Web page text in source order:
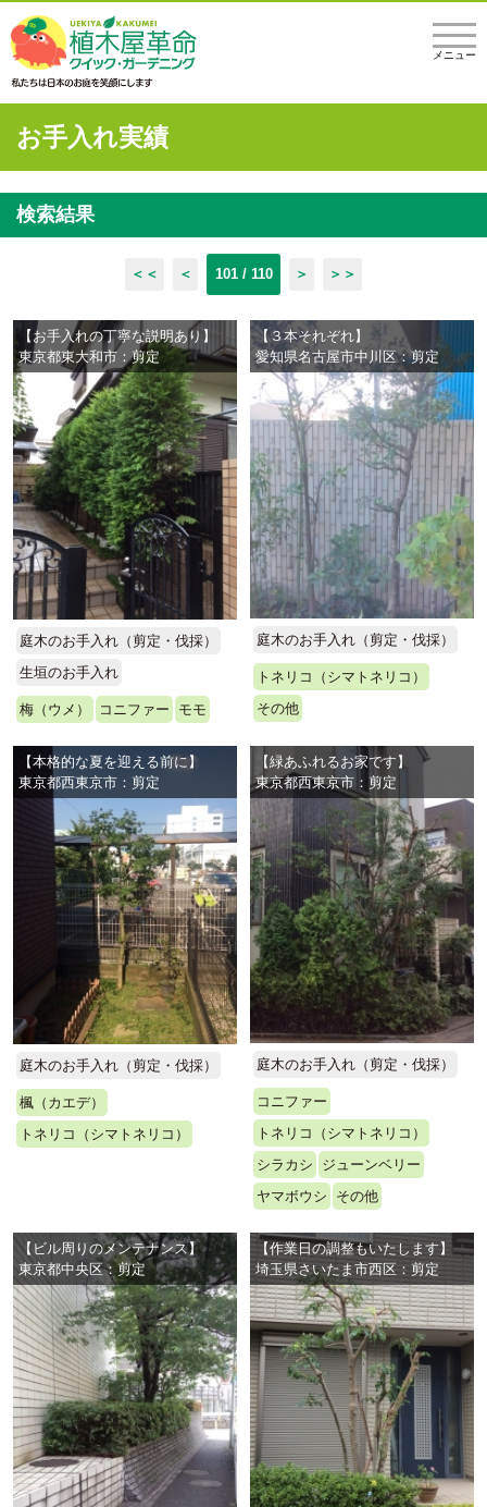
メニュー
お手入れ実績
検索結果
＜＜ ＜ 101 / 110 ＞ ＞＞
【お手入れの丁寧な説明あり】
東京都東大和市：剪定
庭木のお手入れ（剪定・伐採）
生垣のお手入れ
梅（ウメ） コニファー モモ
【３本それぞれ】
愛知県名古屋市中川区：剪定
庭木のお手入れ（剪定・伐採）
トネリコ（シマトネリコ）
その他
【本格的な夏を迎える前に】
東京都西東京市：剪定
庭木のお手入れ（剪定・伐採）
楓（カエデ）
トネリコ（シマトネリコ）
【緑あふれるお家です】
東京都西東京市：剪定
庭木のお手入れ（剪定・伐採）
コニファー
トネリコ（シマトネリコ）
シラカシ
ジューンベリー
ヤマボウシ
その他
【ビル周りのメンテナンス】
東京都中央区：剪定
【作業日の調整もいたします】
埼玉県さいたま市西区：剪定